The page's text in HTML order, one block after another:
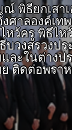
พิธียกเสา
ศาลองค์เท
หว้ครู พิธีไ
บวงสรวง
ละในต่าง
ติดต่อพราห